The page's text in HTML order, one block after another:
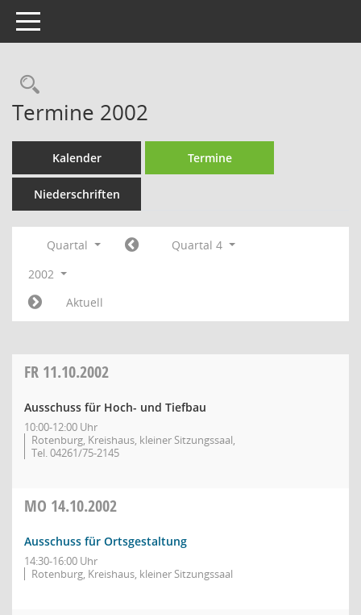
Toggle navigation
Rechercheauswahl
Termine 2002
Kalender Termine
Niederschriften
Quartal
Quartal 4
2002
Aktuell
FR 11.10.2002
Ausschuss für Hoch- und Tiefbau
10:00-12:00 Uhr
Rotenburg, Kreishaus, kleiner Sitzungssaal,
Tel. 04261/75-2145
MO 14.10.2002
Ausschuss für Ortsgestaltung
14:30-16:00 Uhr
Rotenburg, Kreishaus, kleiner Sitzungssaal